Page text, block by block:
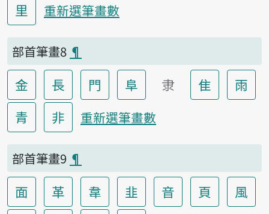
里
重新選筆畫數
部首筆畫8 ¶
金 長 門 阜 隶 隹
雨
青
非 重新選筆畫數
部首筆畫9 ¶
面 革 韋 韭 音 頁
風